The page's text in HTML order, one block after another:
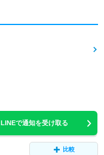
LINEで通知を受け取る
比較